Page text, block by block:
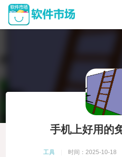
手机上好用的
工具 时间：2025-10-18